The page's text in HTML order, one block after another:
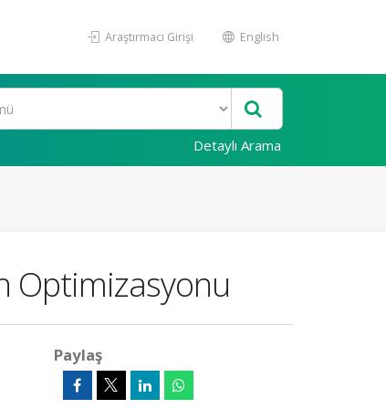
Araştırmacı Girişi English
Detaylı Arama
Optimizasyonu
Paylaş